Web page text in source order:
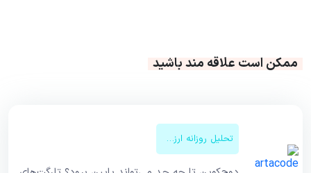
ممکن است علاقه مند باشید
تحلیل روزانه ارزهای دیجیتال